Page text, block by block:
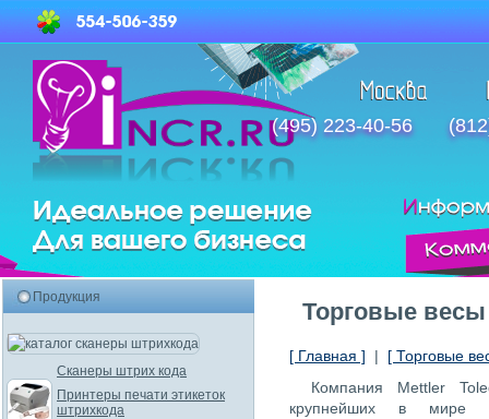
(495) 223-40-56
Торговые весы
[ Главная ] | [ Торговые
Компания Mettler
крупнейших в мире
Продукция
Сканеры штрих кода
Принтеры печати этикеток
штрихкода